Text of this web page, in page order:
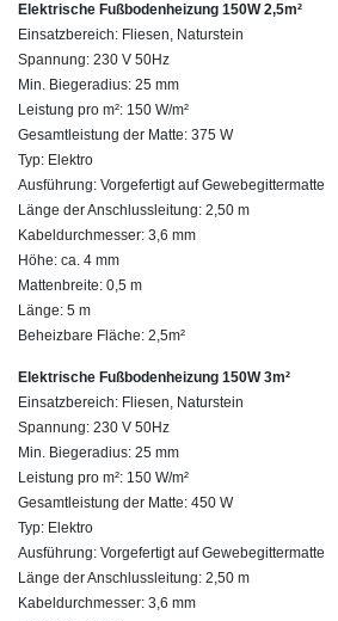
Elektrische Fußbodenheizung 150W 2,5m²
Einsatzbereich: Fliesen, Naturstein
Spannung: 230 V 50Hz
Min. Biegeradius: 25 mm
Leistung pro m²: 150 W/m²
Gesamtleistung der Matte: 375 W
Typ: Elektro
Ausführung: Vorgefertigt auf Gewebegittermatte
Länge der Anschlussleitung: 2,50 m
Kabeldurchmesser: 3,6 mm
Höhe: ca. 4 mm
Mattenbreite: 0,5 m
Länge: 5 m
Beheizbare Fläche: 2,5m²
Elektrische Fußbodenheizung 150W 3m²
Einsatzbereich: Fliesen, Naturstein
Spannung: 230 V 50Hz
Min. Biegeradius: 25 mm
Leistung pro m²: 150 W/m²
Gesamtleistung der Matte: 450 W
Typ: Elektro
Ausführung: Vorgefertigt auf Gewebegittermatte
Länge der Anschlussleitung: 2,50 m
Kabeldurchmesser: 3,6 mm